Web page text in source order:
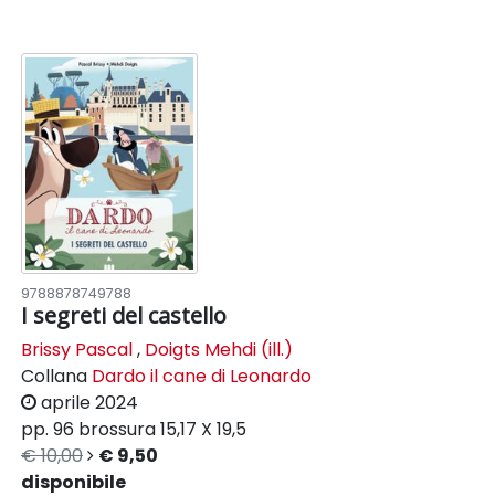
9788878749788
I segreti del castello
Brissy Pascal, Doigts Mehdi (ill.)
Collana Dardo il cane di Leonardo
aprile 2024
pp. 96 brossura15,17 X 19,5
€ 10,00
€ 9,50
disponibile